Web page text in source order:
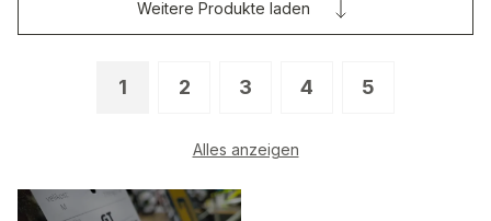
1 2 3 4 5
Alles anzeigen
Weitere Produkte laden